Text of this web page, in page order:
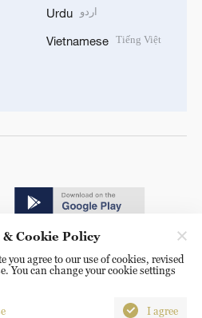
Urdu اردو
Vietnamese Tiếng Việt
All Rights Reserved. 16A
100040
Cookie Policy
agree to our use of cookies, revised
You can change your cookie settings
I agree